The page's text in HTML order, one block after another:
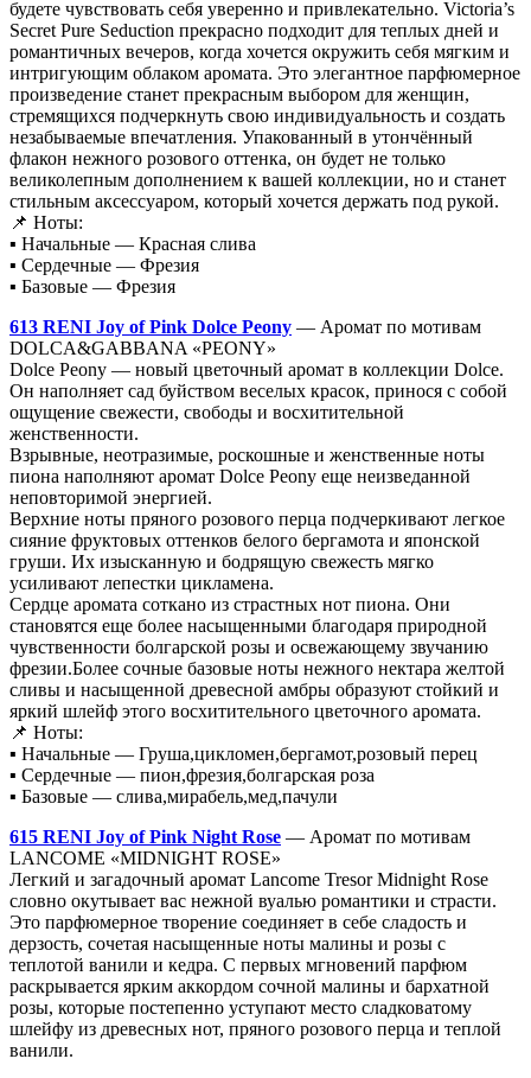
будете чувствовать себя уверенно и привлекательно. Victoria’s
Secret Pure Seduction прекрасно подходит для теплых дней и
романтичных вечеров, когда хочется окружить себя мягким и
интригующим облаком аромата. Это элегантное парфюмерное
произведение станет прекрасным выбором для женщин,
стремящихся подчеркнуть свою индивидуальность и создать
незабываемые впечатления. Упакованный в утончённый
флакон нежного розового оттенка, он будет не только
великолепным дополнением к вашей коллекции, но и станет
стильным аксессуаром, который хочется держать под рукой.
📌 Ноты:
▪ Начальные — Красная слива
▪ Сердечные — Фрезия
▪ Базовые — Фрезия
613 RENI Joy of Pink Dolce Peony — Аромат по мотивам
DOLCA&GABBANA «PEONY»
Dolce Peony — новый цветочный аромат в коллекции Dolce.
Он наполняет сад буйством веселых красок, принося с собой
ощущение свежести, свободы и восхитительной
женственности.
Взрывные, неотразимые, роскошные и женственные ноты
пиона наполняют аромат Dolce Peony еще неизведанной
неповторимой энергией.
Верхние ноты пряного розового перца подчеркивают легкое
сияние фруктовых оттенков белого бергамота и японской
груши. Их изысканную и бодрящую свежесть мягко
усиливают лепестки цикламена.
Сердце аромата соткано из страстных нот пиона. Они
становятся еще более насыщенными благодаря природной
чувственности болгарской розы и освежающему звучанию
фрезии.Более сочные базовые ноты нежного нектара желтой
сливы и насыщенной древесной амбры образуют стойкий и
яркий шлейф этого восхитительного цветочного аромата.
📌 Ноты:
▪ Начальные — Груша,цикломен,бергамот,розовый перец
▪ Сердечные — пион,фрезия,болгарская роза
▪ Базовые — слива,мирабель,мед,пачули
615 RENI Joy of Pink Night Rose — Аромат по мотивам
LANCOME «MIDNIGHT ROSE»
Легкий и загадочный аромат Lancome Tresor Midnight Rose
словно окутывает вас нежной вуалью романтики и страсти.
Это парфюмерное творение соединяет в себе сладость и
дерзость, сочетая насыщенные ноты малины и розы с
теплотой ванили и кедра. С первых мгновений парфюм
раскрывается ярким аккордом сочной малины и бархатной
розы, которые постепенно уступают место сладковатому
шлейфу из древесных нот, пряного розового перца и теплой
ванили.